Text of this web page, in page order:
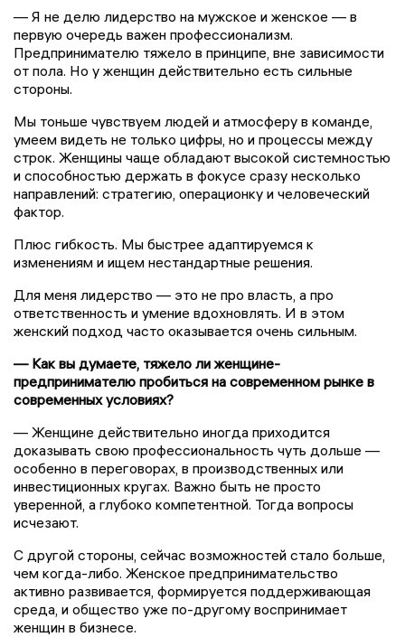
— Я не делю лидерство на мужское и женское — в
первую очередь важен профессионализм.
Предпринимателю тяжело в принципе, вне зависимости
от пола. Но у женщин действительно есть сильные
стороны.
Мы тоньше чувствуем людей и атмосферу в команде,
умеем видеть не только цифры, но и процессы между
строк. Женщины чаще обладают высокой системностью
и способностью держать в фокусе сразу несколько
направлений: стратегию, операционку и человеческий
фактор.
Плюс гибкость. Мы быстрее адаптируемся к
изменениям и ищем нестандартные решения.
Для меня лидерство — это не про власть, а про
ответственность и умение вдохновлять. И в этом
женский подход часто оказывается очень сильным.
— Как вы думаете, тяжело ли женщине-
предпринимателю пробиться на современном рынке в
современных условиях?
— Женщине действительно иногда приходится
доказывать свою профессиональность чуть дольше —
особенно в переговорах, в производственных или
инвестиционных кругах. Важно быть не просто
уверенной, а глубоко компетентной. Тогда вопросы
исчезают.
С другой стороны, сейчас возможностей стало больше,
чем когда-либо. Женское предпринимательство
активно развивается, формируется поддерживающая
среда, и общество уже по-другому воспринимает
женщин в бизнесе.